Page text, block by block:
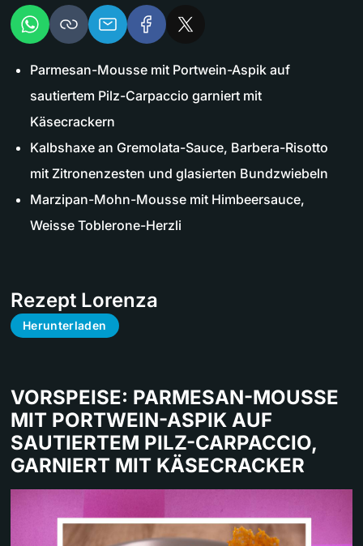
Parmesan-Mousse mit Portwein-Aspik auf
sautiertem Pilz-Carpaccio garniert mit
Käsecrackern
Kalbshaxe an Gremolata-Sauce, Barbera-Risotto
mit Zitronenzesten und glasierten Bundzwiebeln
Marzipan-Mohn-Mousse mit Himbeersauce,
Weisse Toblerone-Herzli
Rezept Lorenza
Herunterladen
VORSPEISE: PARMESAN-MOUSSE
MIT PORTWEIN-ASPIK AUF
SAUTIERTEM PILZ-CARPACCIO,
GARNIERT MIT KÄSECRACKER